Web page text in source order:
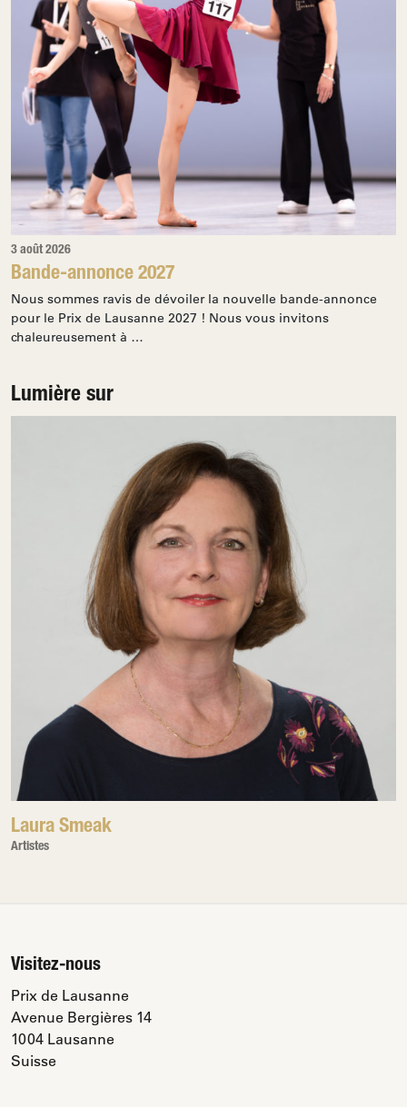
3 août 2026
Bande-annonce 2027
Nous sommes ravis de dévoiler la nouvelle bande-annonce
pour le Prix de Lausanne 2027 ! Nous vous invitons
chaleureusement à …
Lumière sur
Laura Smeak
Artistes
Visitez-nous
Prix de Lausanne
Avenue Bergières 14
1004 Lausanne
Suisse